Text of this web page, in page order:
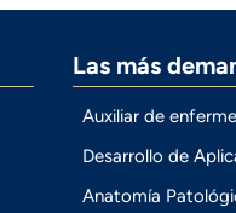
Las más
Auxiliar de
Desarrollo de
Anatomía